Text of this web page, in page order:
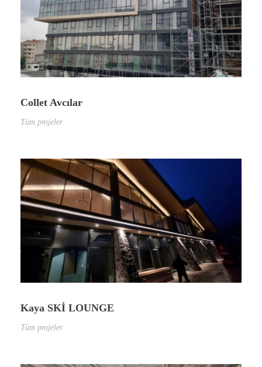
Collet Avcılar
Tüm projeler
Kaya SKİ LOUNGE
Tüm projeler